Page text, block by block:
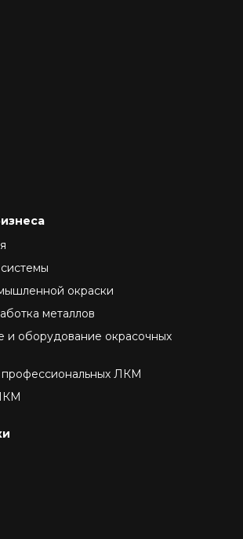
окраски
металлов
и оборудование окрасочных
ЛКМ